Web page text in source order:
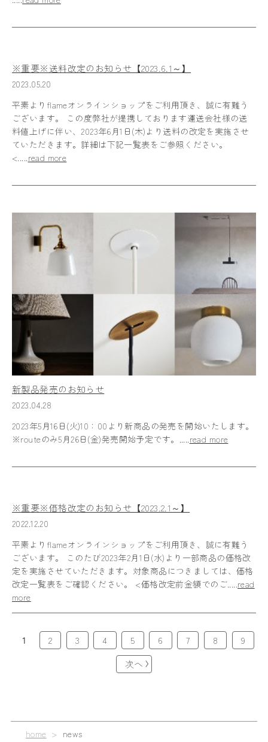
※重要※送料改定のお知らせ【2023.6.1～】
2023.05.20
平素よりflameオンラインショップをご利用頂き、誠に有難う
ございます。 この度弊社が提携しております運送会社様の送
料値上げに伴い、2023年6月1日(木)より送料の改定を実施させ
ていただきます。詳細は下記一覧表をご参照ください。
<.....read more
新製品発売のお知らせ
2023.04.28
2023年5月16日(火)10：00より新商品の発売を開始いたします。
※routeのみ5月26日(金)発売開始予定です。.....read more
※重要※価格改定のお知らせ【2023.2.1～】
2022.12.20
平素よりflameオンラインショップをご利用頂き、誠に有難う
ございます。 このたび2023年2月1日(水)より一部商品の価格改
定を実施させていただきます。対象商品につきましては、価格
改定一覧表をご確認ください。 <価格改定前金額でのご.....read
more
1 2 3 4 5 6 7 8
9
次へ
home > news